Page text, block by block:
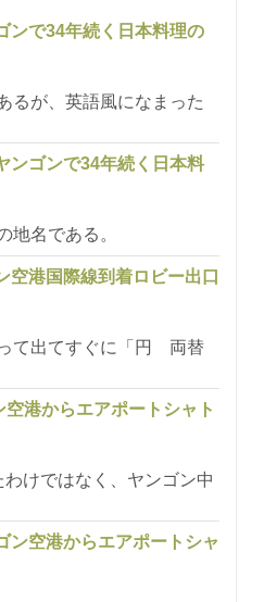
ンで34年続く日本料理の
るが、英語風になまった
ンゴンで34年続く日本料
地名である。
空港国際線到着ロビー出口
て出てすぐに「円 両替
空港からエアポートシャト
けではなく、ヤンゴン中
ン空港からエアポートシャ